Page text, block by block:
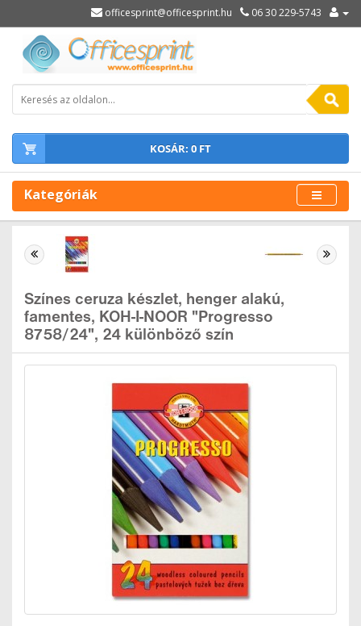
officesprint@officesprint.hu 06 30 229-5743
KOSÁR: 0 FT
Kategóriák
Színes ceruza készlet, henger alakú,
famentes, KOH-I-NOOR "Progresso
8758/24", 24 különböző szín